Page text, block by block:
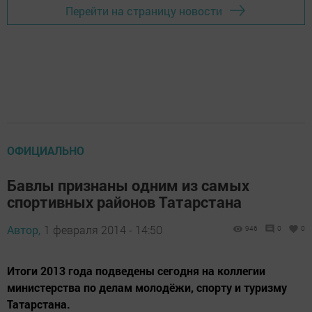
Перейти на страницу новости
ОФИЦИАЛЬНО
Бавлы признаны одним из самых
спортивных районов Татарстана
Автор, 1 февраля 2014 - 14:50 946 0 0
Итоги 2013 года подведены сегодня на коллегии
министерства по делам молодёжи, спорту и туризму
Татарстана.